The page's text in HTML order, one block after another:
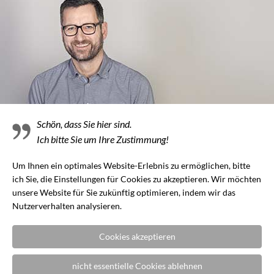
– durchdachte Technik
ist eine
Grundvoraussetzung
Trotz der ergonomischen Vorteile wird das Potenzial
der höhenverstellbaren Schreibtische in der Praxis oft
nicht ausgeschöpft. Ein höhenverstellbarer Schreibtisch
sofern die Handhabung als umständlich
wahrgenommen wird, reduziert dies, das zeigen
Untersuchungen, die Häufigkeit der Nutzung. „Das
Menschen, die darin arbeiten – nicht andersherum.“
Wenn Steh-Sitz-Funktionalität auf höchstem Niveau
sowie hochwertiges, ergonomisches Design für Sie
Schön, dass Sie hier sind.
Ich bitte Sie um Ihre Zustimmung!
Um Ihnen ein optimales Website-Erlebnis zu ermöglichen, bitte
ich Sie, die Einstellungen für Cookies zu akzeptieren. Wir möchten
unsere Website für Sie zukünftig optimieren, indem wir das
Nutzerverhalten analysieren.
Cookies akzeptieren
nicht essentielle Cookies ablehnen